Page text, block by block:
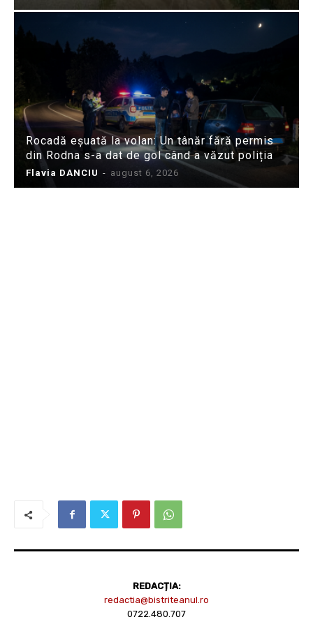
Rocadă eșuată la volan: Un tânăr fără permis
din Rodna s-a dat de gol când a văzut poliția
Flavia DANCIU - august 6, 2026
REDACȚIA:
redactia@bistriteanul.ro
0722.480.707